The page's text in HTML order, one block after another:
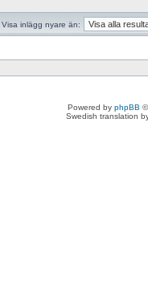
Visa inlägg nyare än:
Powered by phpBB
Swedish translation